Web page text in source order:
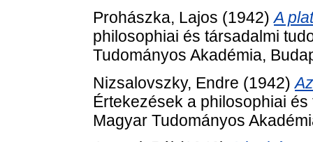
Prohászka, Lajos (1942)A
philosophiai és társadalmi
Tudományos Akadémia,
Nizsalovszky, Endre (1942)
Értekezések a philosophiai
Magyar Tudományos